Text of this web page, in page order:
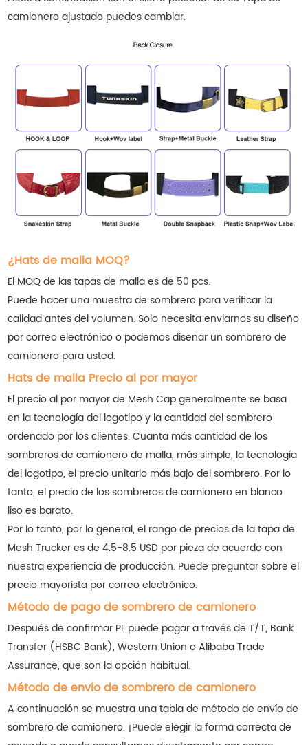
camionero ajustado puedes cambiar.
¿Hats de malla MOQ?
El MOQ de las tapas de malla es de 50 pcs.
Puede hacer una muestra de sombrero para verificar la
calidad antes del volumen. Solo necesita enviarnos su diseño
por correo electrónico o podemos diseñar un sombrero de
camionero para usted.
Hats de malla Precio al por mayor
El precio al por mayor de Mesh Cap generalmente se basa
en la tecnología del logotipo y la cantidad del sombrero
ordenado por los clientes. Cuanta más cantidad de los
sombreros de camionero de malla, más simple, la tecnología
del logotipo, el precio unitario más bajo del sombrero. Por lo
tanto, el precio de los sombreros de camionero en blanco
liso es barato.
Por lo tanto, por lo general, el rango de precios de la tapa de
Mesh Trucker es de 4.5-8.5 USD por pieza de acuerdo con
nuestra experiencia de producción. Puede preguntar sobre el
precio mayorista por correo electrónico.
Método de pago de sombrero de camionero
Después de confirmar PI, puede pagar a través de T/T, Bank
Transfer (HSBC Bank), Western Union o Alibaba Trade
Assurance, que son la opción habitual.
Método de envío de sombrero de camionero
A continuación se muestra una tabla de método de envío de
sombrero de camionero. ¡Puede elegir la forma correcta de